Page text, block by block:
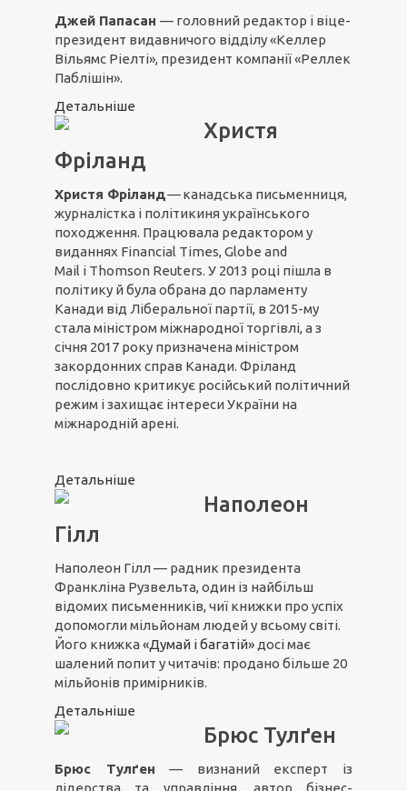
Джей Папасан — головний редактор і віце-
президент видавничого відділу «Келлер
Вільямс Ріелті», президент компанії «Реллек
Паблішін».
Детальніше
Христя
Фріланд
Христя Фріланд—канадська письменниця,
журналістка і політикиня українського
походження. Працювала редактором у
виданнях Financial Times, Globe and
Mail і Thomson Reuters. У 2013 році пішла в
політику й була обрана до парламенту
Канади від Ліберальної партії, в 2015-му
стала міністром міжнародної торгівлі, а з
січня 2017 року призначена міністром
закордонних справ Канади. Фріланд
послідовно критикує російський політичний
режим і захищає інтереси України на
міжнародній арені.
Детальніше
Наполеон
Гілл
Наполеон Гілл — радник президента
Франкліна Рузвельта, один із найбільш
відомих письменників, чиї книжки про успіх
допомогли мільйонам людей у всьому світі.
Його книжка «Думай і багатій» досі має
шалений попит у читачів: продано більше 20
мільйонів примірників.
Детальніше
Брюс Тулґен
Брюс Тулґен — визнаний експерт із
лідерства та управління, автор бізнес-